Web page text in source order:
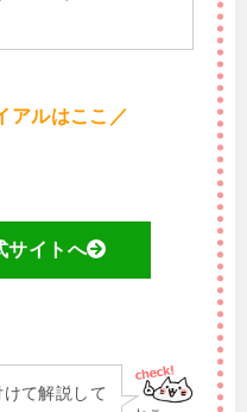
アルはここ／
サイトへ
て解説して